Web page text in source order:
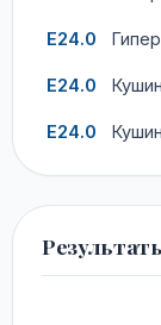
E24.0
E24.0
E24.0